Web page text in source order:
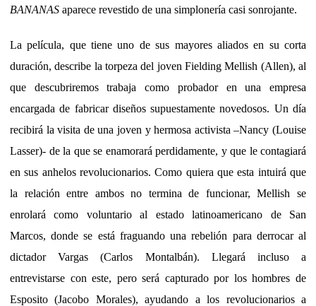
BANANAS aparece revestido de una simplonería casi sonrojante.
La película, que tiene uno de sus mayores aliados en su corta
duración, describe la torpeza del joven Fielding Mellish (Allen), al
que descubriremos trabaja como probador en una empresa
encargada de fabricar diseños supuestamente novedosos. Un día
recibirá la visita de una joven y hermosa activista –Nancy (Louise
Lasser)- de la que se enamorará perdidamente, y que le contagiará
en sus anhelos revolucionarios. Como quiera que esta intuirá que
la relación entre ambos no termina de funcionar, Mellish se
enrolará como voluntario al estado latinoamericano de San
Marcos, donde se está fraguando una rebelión para derrocar al
dictador Vargas (Carlos Montalbán). Llegará incluso a
entrevistarse con este, pero será capturado por los hombres de
Esposito (Jacobo Morales), ayudando a los revolucionarios a